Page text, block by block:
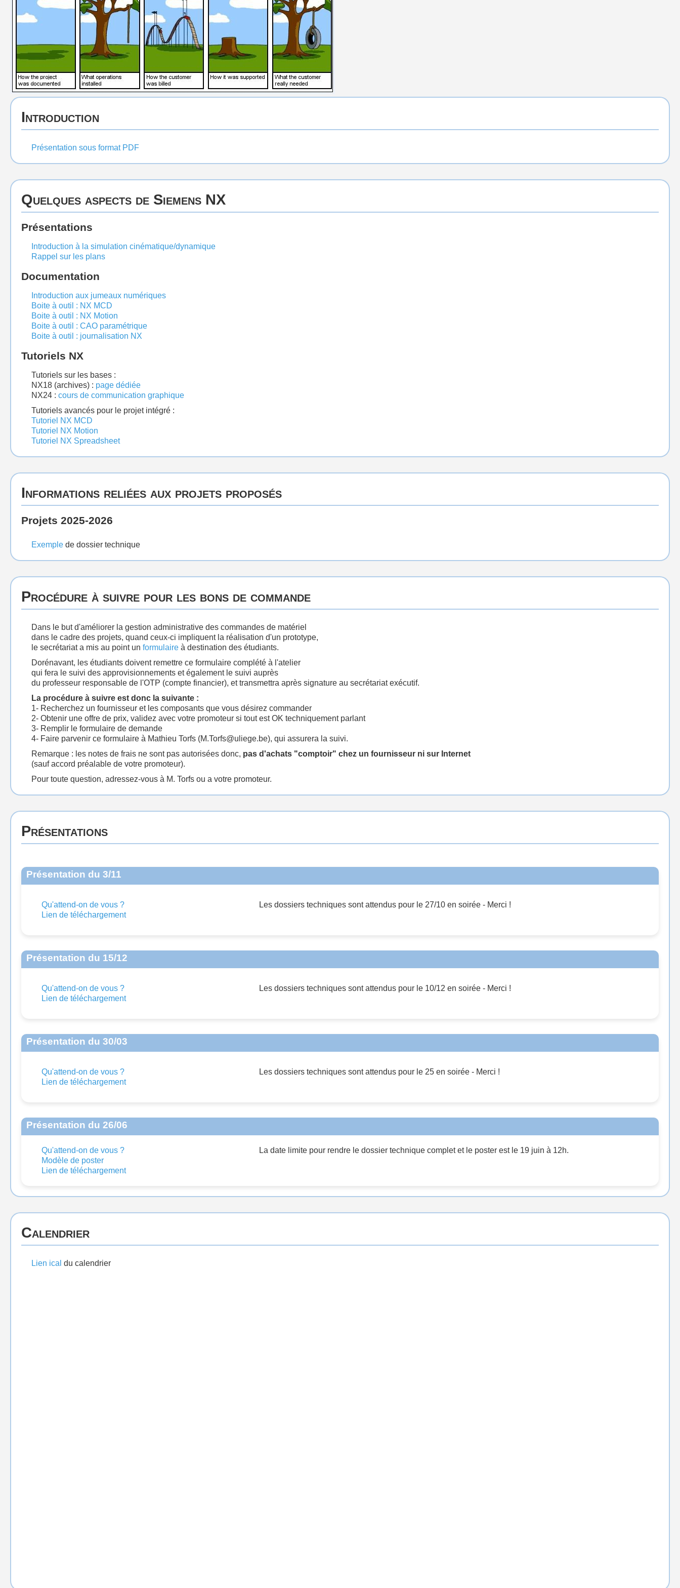
Introduction
Présentation sous format PDF
Quelques aspects de Siemens NX
Présentations
Introduction à la simulation cinématique/dynamique
Rappel sur les plans
Documentation
Introduction aux jumeaux numériques
Boite à outil : NX MCD
Boite à outil : NX Motion
Boite à outil : CAO paramétrique
Boite à outil : journalisation NX
Tutoriels NX
Tutoriels sur les bases :
NX18 (archives) : page dédiée
NX24 : cours de communication graphique
Tutoriels avancés pour le projet intégré :
Tutoriel NX MCD
Tutoriel NX Motion
Tutoriel NX Spreadsheet
Informations reliées aux projets proposés
Projets 2025-2026
Exemple de dossier technique
Procédure à suivre pour les bons de commande
Dans le but d'améliorer la gestion administrative des commandes de matériel
dans le cadre des projets, quand ceux-ci impliquent la réalisation d'un prototype,
le secrétariat a mis au point un formulaire à destination des étudiants.
Dorénavant, les étudiants doivent remettre ce formulaire complété à l'atelier
qui fera le suivi des approvisionnements et également le suivi auprès
du professeur responsable de l'OTP (compte financier), et transmettra après signature au secrétariat exécutif.
La procédure à suivre est donc la suivante :
1- Recherchez un fournisseur et les composants que vous désirez commander
2- Obtenir une offre de prix, validez avec votre promoteur si tout est OK techniquement parlant
3- Remplir le formulaire de demande
4- Faire parvenir ce formulaire à Mathieu Torfs (M.Torfs@uliege.be), qui assurera la suivi.
Remarque : les notes de frais ne sont pas autorisées donc, pas d'achats "comptoir" chez un fournisseur ni sur Internet
(sauf accord préalable de votre promoteur).
Pour toute question, adressez-vous à M. Torfs ou a votre promoteur.
Présentations
Présentation du 3/11
Qu'attend-on de vous ?
Lien de téléchargement
Les dossiers techniques sont attendus pour le 27/10 en soirée - Merci !
Présentation du 15/12
Qu'attend-on de vous ?
Lien de téléchargement
Les dossiers techniques sont attendus pour le 10/12 en soirée - Merci !
Présentation du 30/03
Qu'attend-on de vous ?
Lien de téléchargement
Les dossiers techniques sont attendus pour le 25 en soirée - Merci !
Présentation du 26/06
Qu'attend-on de vous ?
Modèle de poster
Lien de téléchargement
La date limite pour rendre le dossier technique complet et le poster est le 19 juin à 12h.
Calendrier
Lien ical du calendrier